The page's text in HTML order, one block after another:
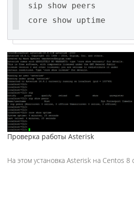
sip show peers
core show uptime
Проверка работы Asterisk
На этом установка Asterisk на Centos 8